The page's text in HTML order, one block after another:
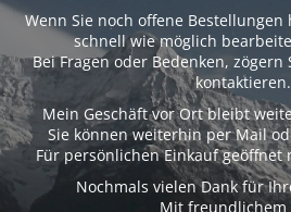
Wenn Sie noch offene
schnell wie möglich
Bei Fragen oder Bedenken,
kontaktieren.
Mein Geschäft vor Ort bleibt
Sie können weiterhin per Mail
Für persönlichen Einkauf geöffnet
Nochmals vielen Dank für
Mit freundlichem